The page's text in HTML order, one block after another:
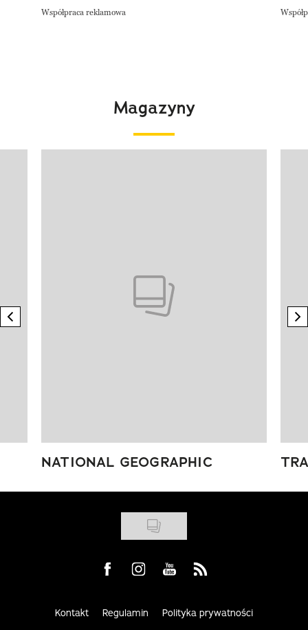
Współpraca reklamowa
Magazyny
previous element
NATIONAL GEOGRAPHIC
Visit us on Facebook
Visit us on Instagram
Visit us on Youtube
Visit us on Rss
Kontakt Regulamin Polityka prywatności